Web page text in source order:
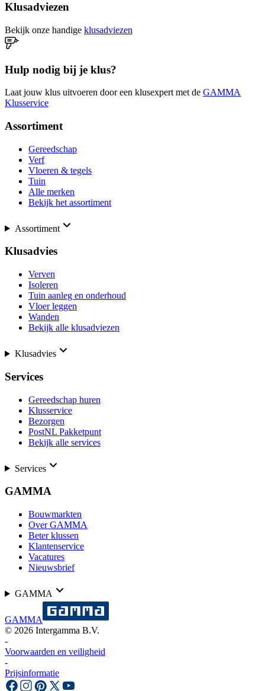
Klusadviezen
Bekijk onze handige klusadviezen
Hulp nodig bij je klus?
Laat jouw klus uitvoeren door een klusexpert met de GAMMA
Klusservice
Assortiment
Gereedschap
Verf
Vloeren & tegels
Tuin
Alle merken
Bekijk het assortiment
Assortiment
Klusadvies
Verven
Isoleren
Tuin aanleg en onderhoud
Vloer leggen
Wanden
Bekijk alle klusadviezen
Klusadvies
Services
Gereedschap huren
Klusservice
Bezorgen
PostNL Pakketpunt
Bekijk alle services
Services
GAMMA
Bouwmarkten
Over GAMMA
Beter klussen
Klantenservice
Vacatures
Nieuwsbrief
GAMMA
GAMMA
© 2026 Intergamma B.V.
-
Voorwaarden en veiligheid
-
Prijsinformatie